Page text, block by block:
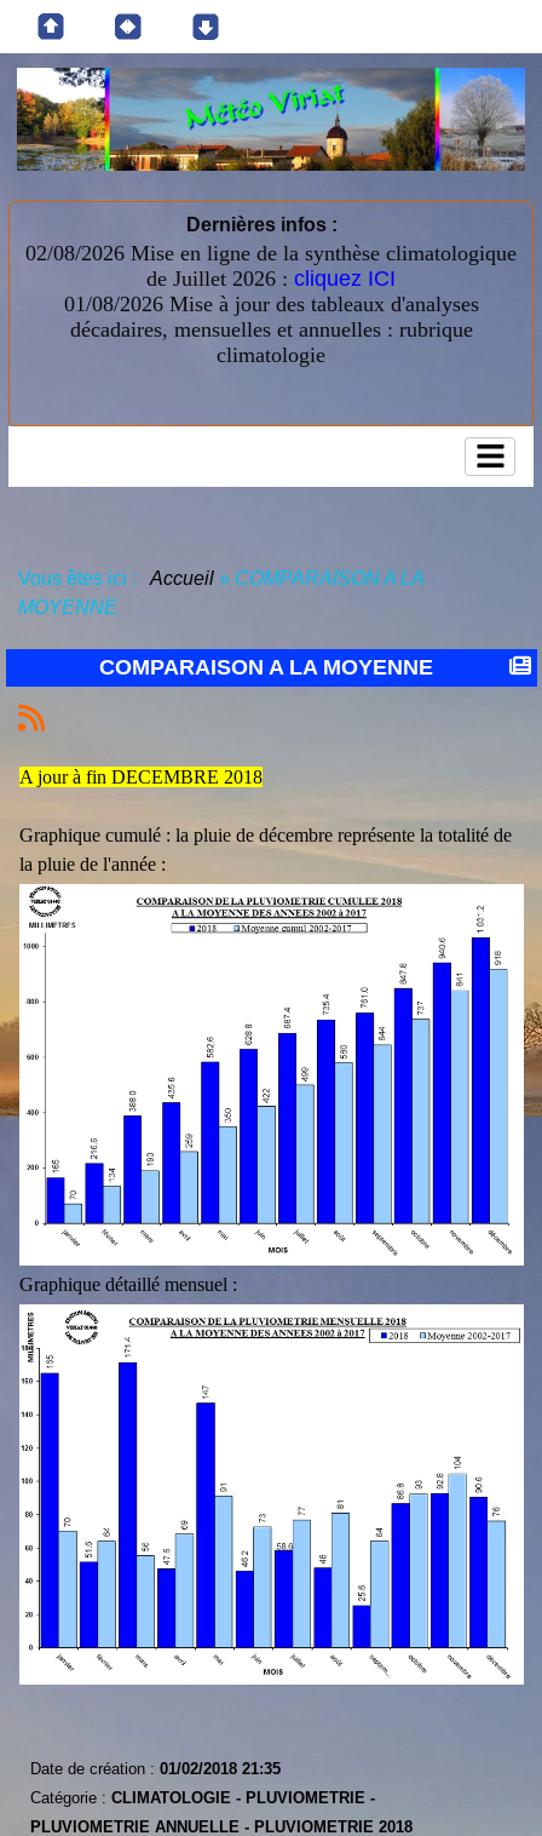
Dernières infos :
02/08/2026 Mise en ligne de la synthèse climatologique
de Juillet 2026 : cliquez ICI
01/08/2026 Mise à jour des tableaux d'analyses
décadaires, mensuelles et annuelles : rubrique
climatologie
Vous êtes ici : Accueil » COMPARAISON A LA
MOYENNE
COMPARAISON A LA MOYENNE
A jour à fin DECEMBRE 2018
Graphique cumulé : la pluie de décembre représente la totalité de
la pluie de l'année :
Graphique détaillé mensuel :
Date de création : 01/02/2018 21:35
Catégorie : CLIMATOLOGIE - PLUVIOMETRIE -
PLUVIOMETRIE ANNUELLE - PLUVIOMETRIE 2018